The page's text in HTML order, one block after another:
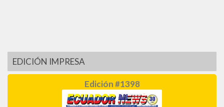
EDICIÓN IMPRESA
Edición #1398